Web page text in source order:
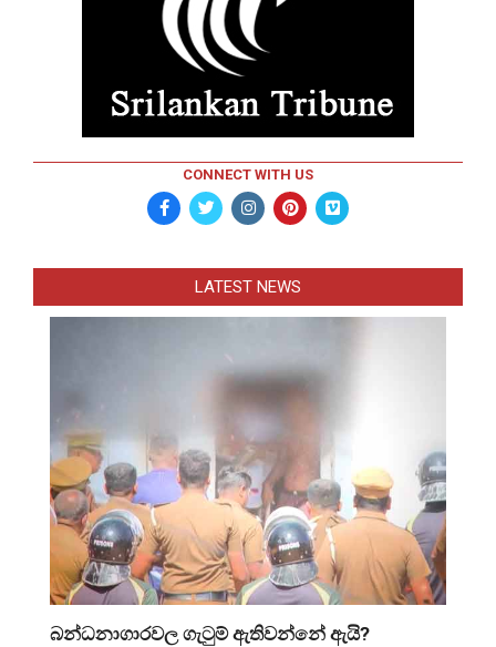
CONNECT WITH US
LATEST NEWS
බන්ධනාගාරවල ගැටුම් ඇතිවන්නේ ඇයි?